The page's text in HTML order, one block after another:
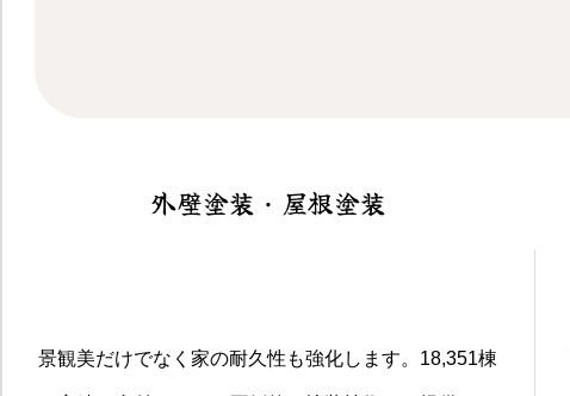
外壁塗装・屋根塗装
景観美だけでなく家の耐久性も強化します。18,351棟